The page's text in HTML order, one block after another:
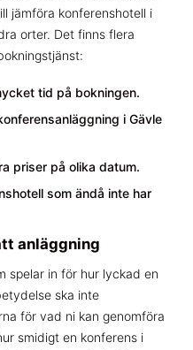
jämföra konferenshotell i
orter. Det finns flera
tid på bokningen.
i Gävle
priser på olika datum.
som ändå inte har
anläggning
spelar in för hur lyckad en
ska inte
för vad ni kan genomföra
smidigt en konferens i